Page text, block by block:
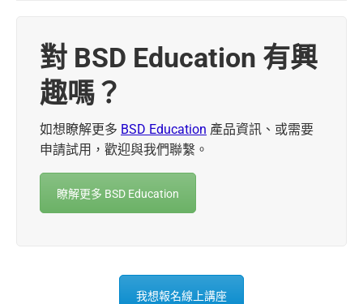
對 BSD Education 有興
趣嗎？
如想瞭解更多 BSD Education 產品資訊、或需要
申請試用，歡迎與我們聯繫。
瞭解更多 BSD Education
我想報名線上講座